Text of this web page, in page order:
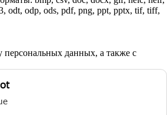
odt, odp, ods, pdf, png, ppt, pptx, tif, tiff,
персональных данных, а также с